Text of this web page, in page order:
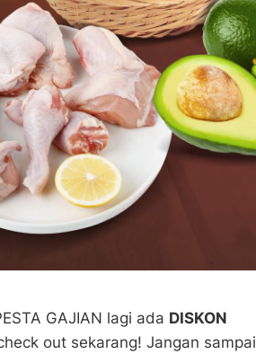
GAJIAN lagi ada DISKON
out sekarang! Jangan sampai